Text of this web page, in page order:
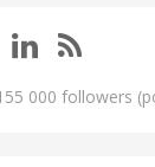
000 followers